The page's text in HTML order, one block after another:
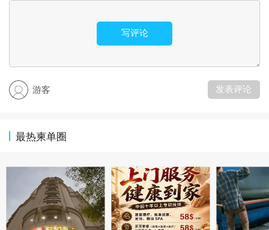
写评论
游客 发表评论
最热柬单圈